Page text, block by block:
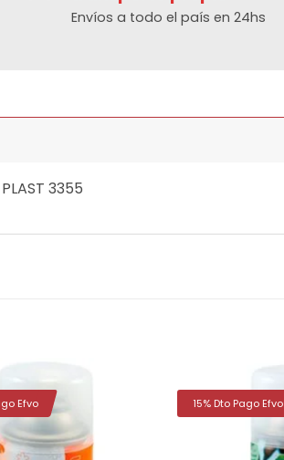
Envíos a todo el país en 24hs
PLAST 3355
Efvo 15% Dto Pago Efvo